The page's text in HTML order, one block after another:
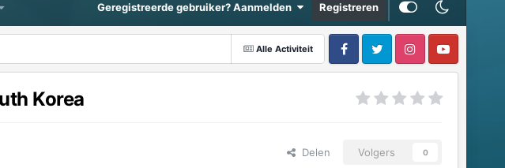
Geregistreerde gebruiker? Aanmelden Registreren
Alle Activiteit
Korea
Delen Volgers 0